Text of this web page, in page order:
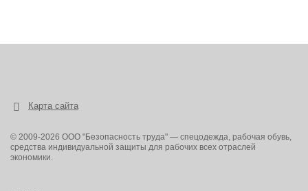
Карта сайта
© 2009-2026 ООО "Безопасность труда" — спецодежда, рабочая обувь,
средства индивидуальной защиты для рабочих всех отраслей
экономики.